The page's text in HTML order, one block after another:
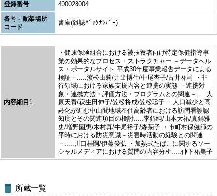
登録番号
400028004
各号 - 配架場所
コード
書庫(雑誌ﾊﾞｯｸﾅﾝﾊﾞｰ)
内容細目1
・健康保険組合における被扶養者向け特定保健指導事
業の効果的なプロセス・ストラクチャー －データヘル
ス・ポータルサイト 平成30年度事業報告データによる
検証－.....濱松由莉/井出博生/中尾杏子/古井祐司 ・非
行領域における家族支援内容と連携の実態 －連携対
象・連携方法・評価方法・プログラムとの関連－.....大
原天青/萩生田伸子/笠松将成/笠松聡子 ・人口減少と高
齢化が進む中山間地域在住高齢者における訪問看護認
知度とその関連項目の検討.....李錦純/山本大祐/真鍋雅
史/増野園惠/木村真/牛尾裕子/森菊子 ・市町村保健師の
平時における防災意識－災害時活動の経験との関連
－.....川口桂嗣/伊藤俊弘 ・加熱式たばこに関するソー
シャルメディアにおける質問の内容分析.....仲下祐美子
所蔵一覧